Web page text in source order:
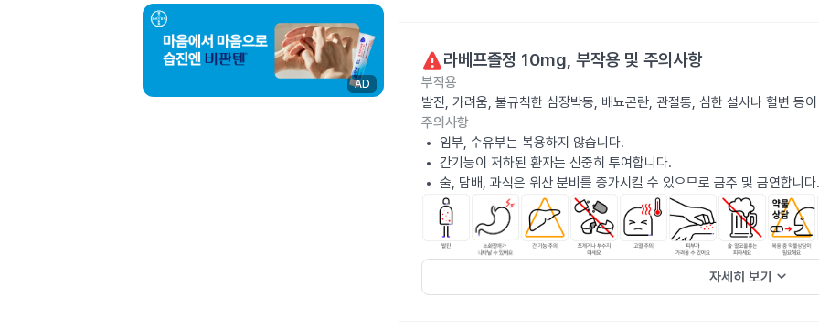
AD
라베프졸정 10mg, 부작용 및 주의사항
부작용
발진, 가려움, 불규칙한 심장박동, 배뇨곤란, 관절통, 심한 설사나 혈변 등
주의사항
임부, 수유부는 복용하지 않습니다.
간기능이 저하된 환자는 신중히 투여합니다.
술, 담배, 과식은 위산 분비를 증가시킬 수 있으므로 금주 및 금연합니다.
자세히 보기 keyboard_arrow_down